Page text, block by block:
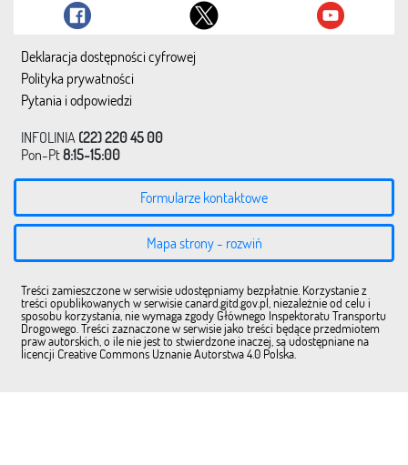
Deklaracja dostępności cyfrowej
Polityka prywatności
Pytania i odpowiedzi
INFOLINIA (22) 220 45 00
Pon-Pt8:15-15:00
Formularze kontaktowe
Mapa strony - rozwiń
Treści zamieszczone w serwisie udostępniamy bezpłatnie. Korzystanie z
treści opublikowanych w serwisie canard.gitd.gov.pl, niezależnie od celu i
sposobu korzystania, nie wymaga zgody Głównego Inspektoratu Transportu
Drogowego. Treści zaznaczone w serwisie jako treści będące przedmiotem
praw autorskich, o ile nie jest to stwierdzone inaczej, są udostępniane na
licencji Creative Commons Uznanie Autorstwa 4.0 Polska.